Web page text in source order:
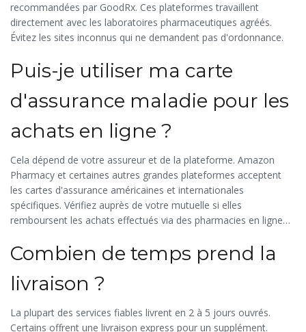
recommandées par GoodRx. Ces plateformes travaillent
directement avec les laboratoires pharmaceutiques agréés.
Évitez les sites inconnus qui ne demandent pas d'ordonnance.
Puis-je utiliser ma carte
d'assurance maladie pour les
achats en ligne ?
Cela dépend de votre assureur et de la plateforme. Amazon
Pharmacy et certaines autres grandes plateformes acceptent
les cartes d'assurance américaines et internationales
spécifiques. Vérifiez auprès de votre mutuelle si elles
remboursent les achats effectués via des pharmacies en ligne
Combien de temps prend la
livraison ?
La plupart des services fiables livrent en 2 à 5 jours ouvrés.
Certains offrent une livraison express pour un supplément.